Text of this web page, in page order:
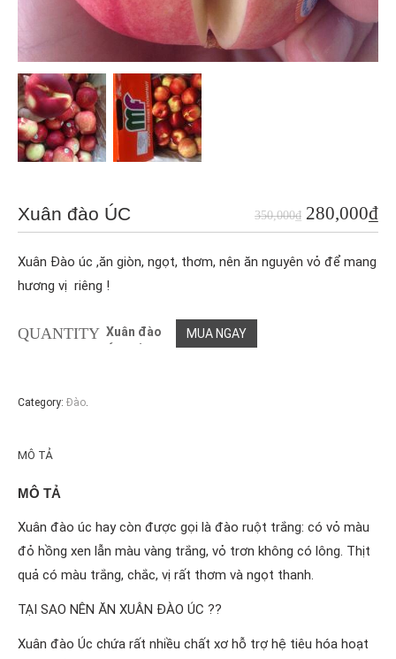
Xuân đào ÚC 350,000₫ 280,000₫
Xuân Đào úc ,ăn giòn, ngọt, thơm, nên ăn nguyên vỏ để mang
hương vị riêng !
QUANTITY Xuân đào
MUA NGAY
Category: Đào.
MÔ TẢ
MÔ TẢ
Xuân đào úc hay còn được gọi là đào ruột trắng: có vỏ màu
đỏ hồng xen lẫn màu vàng trắng, vỏ trơn không có lông. Thịt
quả có màu trắng, chắc, vị rất thơm và ngọt thanh.
TẠI SAO NÊN ĂN XUÂN ĐÀO ÚC ??
Xuân đào Úc chứa rất nhiều chất xơ hỗ trợ hệ tiêu hóa hoạt